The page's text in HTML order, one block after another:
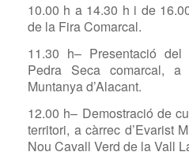
10.00 h a 14.30 h i de
de la Fira Comarcal.
11.30 h– Presentació
Pedra Seca comarcal,
Muntanya d’Alacant.
12.00 h– Demostració de
territori, a càrrec d’Evarist
Nou Cavall Verd de la Vall